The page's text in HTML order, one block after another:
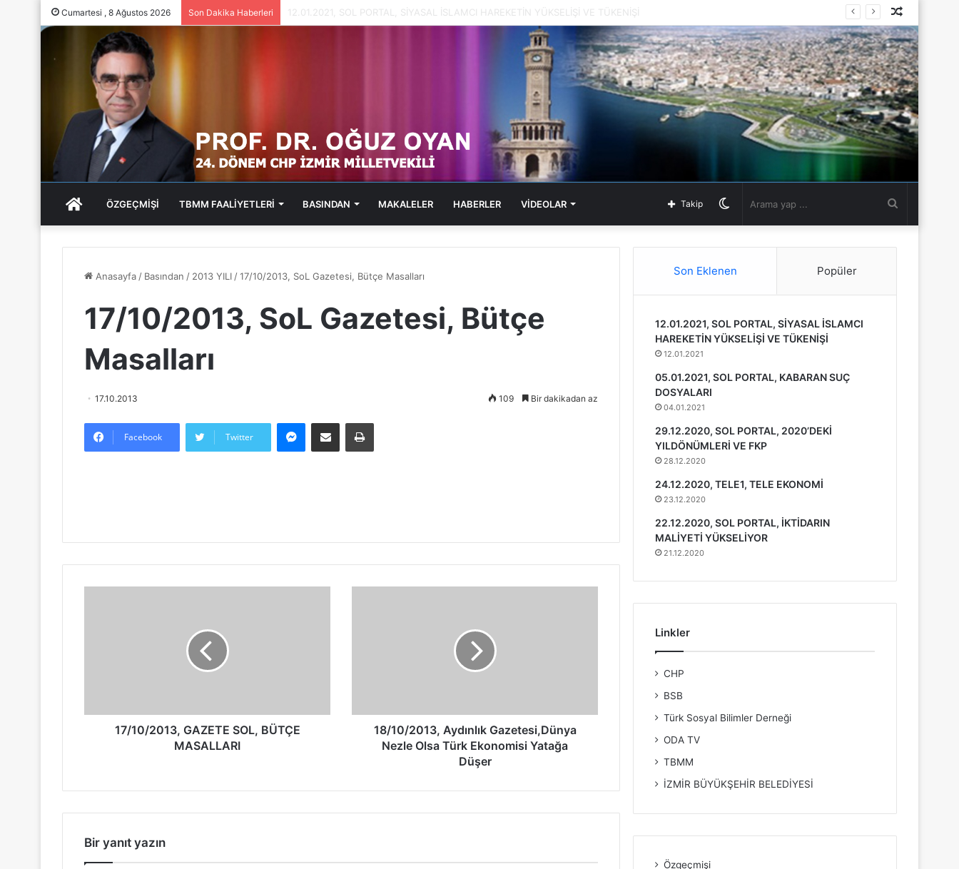
Cumartesi , 8 Ağustos 2026 Son Dakika Haberleri 05.01.2021, SOL PORTAL, KABARAN SUÇ DOSYALARI
Makale
ANA
SAYFA
ÖZGEÇMİŞİ TBMM FAALİYETLERİ BASINDAN MAKALELER HABERLER VİDEOLAR
görünümü
Takip
Anasayfa/ Basından / 2013 YILI/17/10/2013, SoL Gazetesi, Bütçe Masalları
17/10/2013, SoL Gazetesi, Bütçe
Masalları
17.10.2013 109 Bir dakikadan az
Facebook Twitter
17/10/2013, GAZETE SOL, BÜTÇE
MASALLARI
18/10/2013, Aydınlık Gazetesi,Dünya
Nezle Olsa Türk Ekonomisi Yatağa
Düşer
Bir yanıt yazın
Son Eklenen Popüler
12.01.2021, SOL PORTAL, SİYASAL İSLAMCI
HAREKETİN YÜKSELİŞİ VE TÜKENİŞİ
12.01.2021
05.01.2021, SOL PORTAL, KABARAN SUÇ
DOSYALARI
04.01.2021
29.12.2020, SOL PORTAL, 2020’DEKİ
YILDÖNÜMLERİ VE FKP
28.12.2020
24.12.2020, TELE1, TELE EKONOMİ
23.12.2020
22.12.2020, SOL PORTAL, İKTİDARIN
MALİYETİ YÜKSELİYOR
21.12.2020
Linkler
CHP
BSB
Türk Sosyal Bilimler Derneği
ODA TV
TBMM
İZMİR BÜYÜKŞEHİR BELEDİYESİ
Özgeçmişi